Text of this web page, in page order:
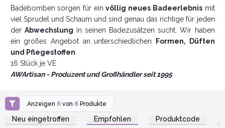
Badebomben sorgen für einvöllig neues Badeerlebnismit
viel Sprudel und Schaum und sind genau das richtige für jeden
der Abwechslung in seinen Badezusätzen sucht. Wir haben
ein großes Angebot an unterschiedlichen
Formen, Düften
und Pflegestoffen.
16 Stück je VE
AWArtisan - Produzent und Großhändler seit 1995
Anzeigen 6 von 6 Produkte
Neu eingetroffen Empfohlen Produktcode
Anmelden oder
Registrieren für
Großhandelspreise
Registrieren für
Großhandelspreise